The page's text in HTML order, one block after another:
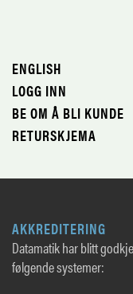
ENGLISH
LOGG INN
BE OM Å BLI KUNDE
RETURSKJEMA
AKKREDITERING
Datamatik har blitt
følgende systemer: